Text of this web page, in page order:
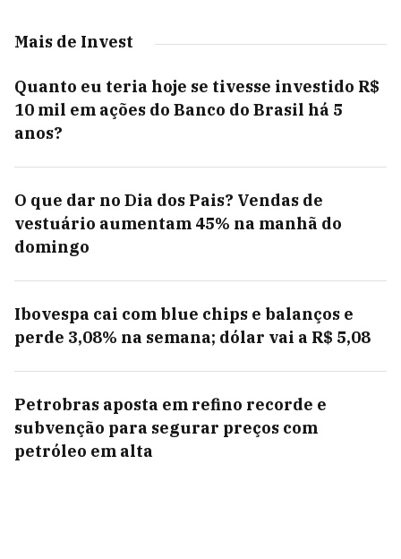
Mais de Invest
Quanto eu teria hoje se tivesse investido R$
10 mil em ações do Banco do Brasil há 5
anos?
O que dar no Dia dos Pais? Vendas de
vestuário aumentam 45% na manhã do
domingo
Ibovespa cai com blue chips e balanços e
perde 3,08% na semana; dólar vai a R$ 5,08
Petrobras aposta em refino recorde e
subvenção para segurar preços com
petróleo em alta